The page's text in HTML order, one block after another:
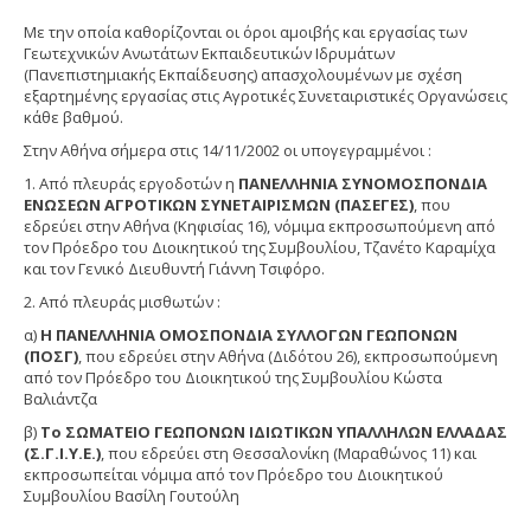
Με την οποία καθορίζονται οι όροι αμοιβής και εργασίας των
Γεωτεχνικών Ανωτάτων Εκπαιδευτικών Ιδρυμάτων
(Πανεπιστημιακής Εκπαίδευσης) απασχολουμένων με σχέση
εξαρτημένης εργασίας στις Αγροτικές Συνεταιριστικές Οργανώσεις
κάθε βαθμού.
Στην Αθήνα σήμερα στις 14/11/2002 οι υπογεγραμμένοι :
1. Από πλευράς εργοδοτών η ΠΑΝΕΛΛΗΝΙΑ ΣΥΝΟΜΟΣΠΟΝΔΙΑ
ΕΝΩΣΕΩΝ ΑΓΡΟΤΙΚΩΝ ΣΥΝΕΤΑΙΡΙΣΜΩΝ (ΠΑΣΕΓΕΣ), που
εδρεύει στην Αθήνα (Κηφισίας 16), νόμιμα εκπροσωπούμενη από
τον Πρόεδρο του Διοικητικού της Συμβουλίου, Τζανέτο Καραμίχα
και τον Γενικό Διευθυντή Γιάννη Τσιφόρο.
2. Από πλευράς μισθωτών :
α) Η ΠΑΝΕΛΛΗΝΙΑ ΟΜΟΣΠΟΝΔΙΑ ΣΥΛΛΟΓΩΝ ΓΕΩΠΟΝΩΝ
(ΠΟΣΓ), που εδρεύει στην Αθήνα (Διδότου 26), εκπροσωπούμενη
από τον Πρόεδρο του Διοικητικού της Συμβουλίου Κώστα
Βαλιάντζα
β) Το ΣΩΜΑΤΕΙΟ ΓΕΩΠΟΝΩΝ ΙΔΙΩΤΙΚΩΝ ΥΠΑΛΛΗΛΩΝ ΕΛΛΑΔΑΣ
(Σ.Γ.Ι.Υ.Ε.), που εδρεύει στη Θεσσαλονίκη (Μαραθώνος 11) και
εκπροσωπείται νόμιμα από τον Πρόεδρο του Διοικητικού
Συμβουλίου Βασίλη Γουτούλη